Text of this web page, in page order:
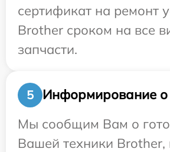
сертификат на ремонт
Brother сроком на все
запчасти.
5
Информирование о
Мы сообщим Вам о
Вашей техники